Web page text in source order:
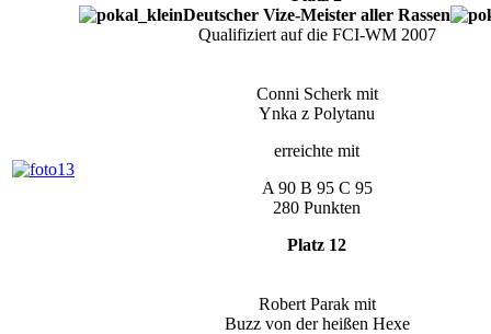
Deutscher Vize-Meister aller Rassen
Qualifiziert auf die FCI-WM 2007
Conni Scherk mit
Ynka z Polytanu
erreichte mit
A 90 B 95 C 95
280 Punkten
Platz 12
Robert Parak mit
Buzz von der heißen Hexe